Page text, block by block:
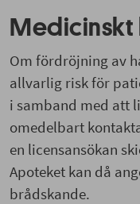
Medicinskt
Om fördröjning av
allvarlig risk för
i samband med att
omedelbart
en licensansökan
Apoteket kan då
brådskande.